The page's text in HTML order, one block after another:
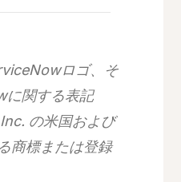
ロゴ、そ
に関する表記
の米国および
商標または登録